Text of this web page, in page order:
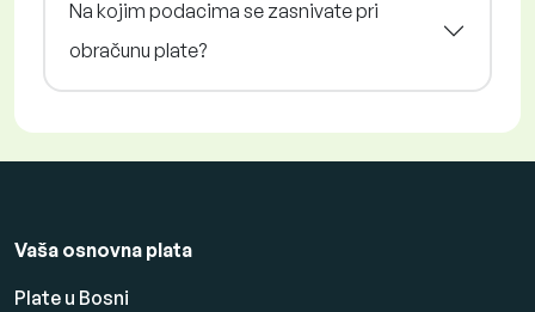
Na kojim podacima se zasnivate pri
obračunu plate?
Vaša osnovna plata
Plate u Bosni